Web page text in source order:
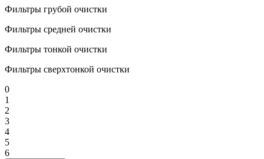
Фильтры грубой очистки
Фильтры средней очистки
Фильтры тонкой очистки
Фильтры сверхтонкой очистки
0
1
2
3
4
5
6